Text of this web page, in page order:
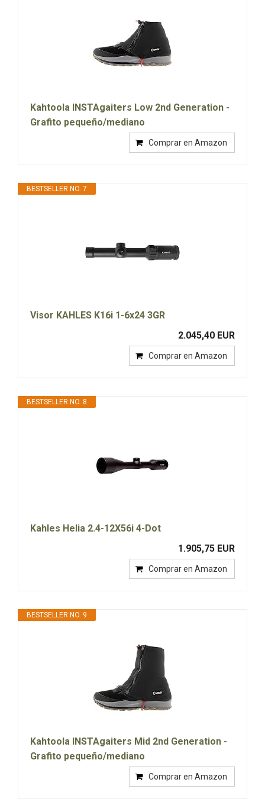
Kahtoola INSTAgaiters Low 2nd Generation -
Grafito pequeño/mediano
Comprar en Amazon
BESTSELLER NO. 7
Visor KAHLES K16i 1-6x24 3GR
2.045,40 EUR
Comprar en Amazon
BESTSELLER NO. 8
Kahles Helia 2.4-12X56i 4-Dot
1.905,75 EUR
Comprar en Amazon
BESTSELLER NO. 9
Kahtoola INSTAgaiters Mid 2nd Generation -
Grafito pequeño/mediano
Comprar en Amazon